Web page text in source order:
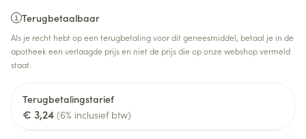
Terugbetaalbaar
Als je recht hebt op een terugbetaling voor dit geneesmiddel, betaal je in de
apotheek een verlaagde prijs en niet de prijs die op onze webshop vermeld
staat.
Terugbetalingstarief
€ 3,24 (6% inclusief btw)